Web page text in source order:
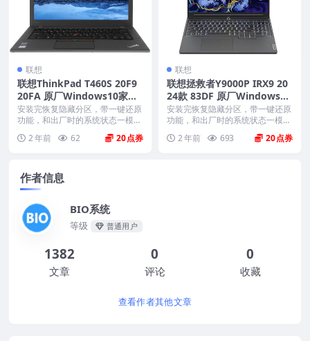
联想
联想ThinkPad T460S 20F9
20FA 原厂Windows10家庭
版 oem系统镜像下载
安装完恢复隐藏分区，带一键还原
功能，和出厂时的系统状态一模一
2 年前 62 20
联想
联想拯救者Y9000P IRX9 20
24款 83DF 原厂Windows11
家庭版 oem系统镜像下载
安装完恢复隐藏分区，带一键还原
功能，和出厂时的系统状态一模一
2 年前 693 20
作者信息
BIO系统
等级 普通用户
1382
文章
0
评论
0
收藏
查看作者其他文章